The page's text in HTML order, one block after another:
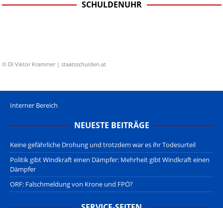
SCHULDENUHR
© DI Viktor Krammer | staatsschulden.at
Interner Bereich
NEUESTE BEITRÄGE
Keine gefährliche Drohung und trotzdem war es ihr Todesurteil
Politik gibt Windkraft einen Dämpfer: Mehrheit gibt Windkraft einen
Dämpfer
ORF: Falschmeldung von Krone und FPÖ?